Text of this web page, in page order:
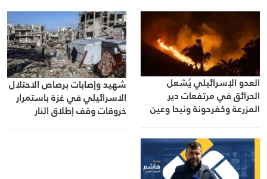
العدو الإسرائيلي يُشعل
الحرائق في مرتفعات دير
المزرعة وكفرحونة ونيحا وعين
شهيد وإصابات برصاص الاحتلال
الاسرائيلي في غزة باستمرار
خروقات وقف إطلاق النار